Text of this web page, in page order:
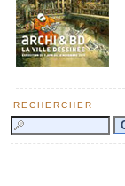
RECHERCHER